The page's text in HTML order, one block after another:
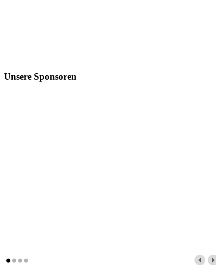
Unsere Sponsoren